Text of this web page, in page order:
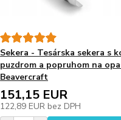
Sekera - Tesárska sekera s
puzdrom a popruhom na
Beavercraft
151,15 EUR
122,89 EUR bez DPH